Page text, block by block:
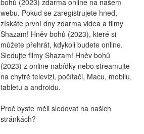
webu. Pokud se zaregistrujete hned,
získáte první dny zdarma videa a filmy
Shazam! Hněv bohů (2023), které si
můžete přehrát, kdykoli budete online.
Sledujte filmy Shazam! Hněv bohů
(2023) z online nabídky nebo streamujte
na chytré televizi, počítači, Macu, mobilu,
tabletu a androidu.
Proč byste měli sledovat na našich
stránkách?